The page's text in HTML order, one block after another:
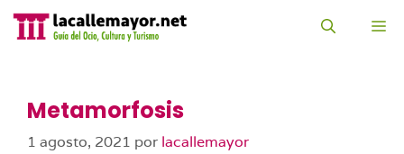
contenido
Metamorfosis
1 agosto, 2021 por lacallemayor